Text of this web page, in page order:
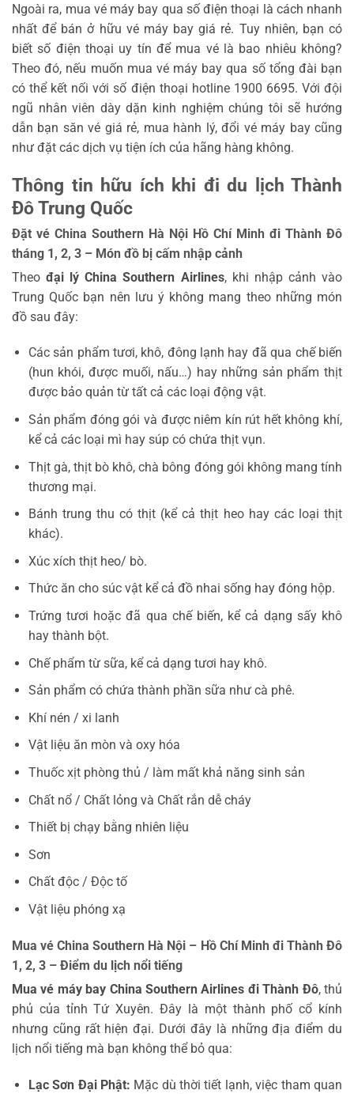
Ngoài ra, mua vé máy bay qua số điện thoại là cách nhanh
nhất để bán ở hữu vé máy bay giá rẻ. Tuy nhiên, bạn có
biết số điện thoại uy tín để mua vé là bao nhiêu không?
Theo đó, nếu muốn mua vé máy bay qua số tổng đài bạn
có thể kết nối với số điện thoại hotline 1900 6695. Với đội
ngũ nhân viên dày dặn kinh nghiệm chúng tôi sẽ hướng
dẫn bạn săn vé giá rẻ, mua hành lý, đổi vé máy bay cũng
như đặt các dịch vụ tiện ích của hãng hàng không.
Thông tin hữu ích khi đi du lịch Thành
Đô Trung Quốc
Đặt vé China Southern Hà Nội Hồ Chí Minh đi Thành Đô
tháng 1, 2, 3 – Món đồ bị cấm nhập cảnh
Theođại lý China Southern Airlines, khi nhập cảnh vào
Trung Quốc bạn nên lưu ý không mang theo những món
đồ sau đây:
Các sản phẩm tươi, khô, đông lạnh hay đã qua chế biến
(hun khói, được muối, nấu…) hay những sản phẩm thịt
được bảo quản từ tất cả các loại động vật.
Sản phẩm đóng gói và được niêm kín rút hết không khí,
kể cả các loại mì hay súp có chứa thịt vụn.
Thịt gà, thịt bò khô, chà bông đóng gói không mang tính
thương mại.
Bánh trung thu có thịt (kể cả thịt heo hay các loại thịt
khác).
Xúc xích thịt heo/ bò.
Thức ăn cho súc vật kể cả đồ nhai sống hay đóng hộp.
Trứng tươi hoặc đã qua chế biến, kể cả dạng sấy khô
hay thành bột.
Chế phẩm từ sữa, kể cả dạng tươi hay khô.
Sản phẩm có chứa thành phần sữa như cà phê.
Khí nén / xi lanh
Vật liệu ăn mòn và oxy hóa
Thuốc xịt phòng thủ / làm mất khả năng sinh sản
Chất nổ / Chất lỏng và Chất rắn dễ cháy
Thiết bị chạy bằng nhiên liệu
Sơn
Chất độc / Độc tố
Vật liệu phóng xạ
Mua vé China Southern Hà Nội – Hồ Chí Minh đi Thành Đô
1, 2, 3 – Điểm du lịch nổi tiếng
Mua vé máy bay China Southern Airlines đi Thành Đô, thủ
phủ của tỉnh Tứ Xuyên. Đây là một thành phố cổ kính
nhưng cũng rất hiện đại. Dưới đây là những địa điểm du
lịch nổi tiếng mà bạn không thể bỏ qua:
Lạc Sơn Đại Phật: Mặc dù thời tiết lạnh, việc tham quan